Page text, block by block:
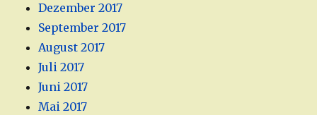
Dezember 2017
September 2017
August 2017
Juli 2017
Juni 2017
Mai 2017